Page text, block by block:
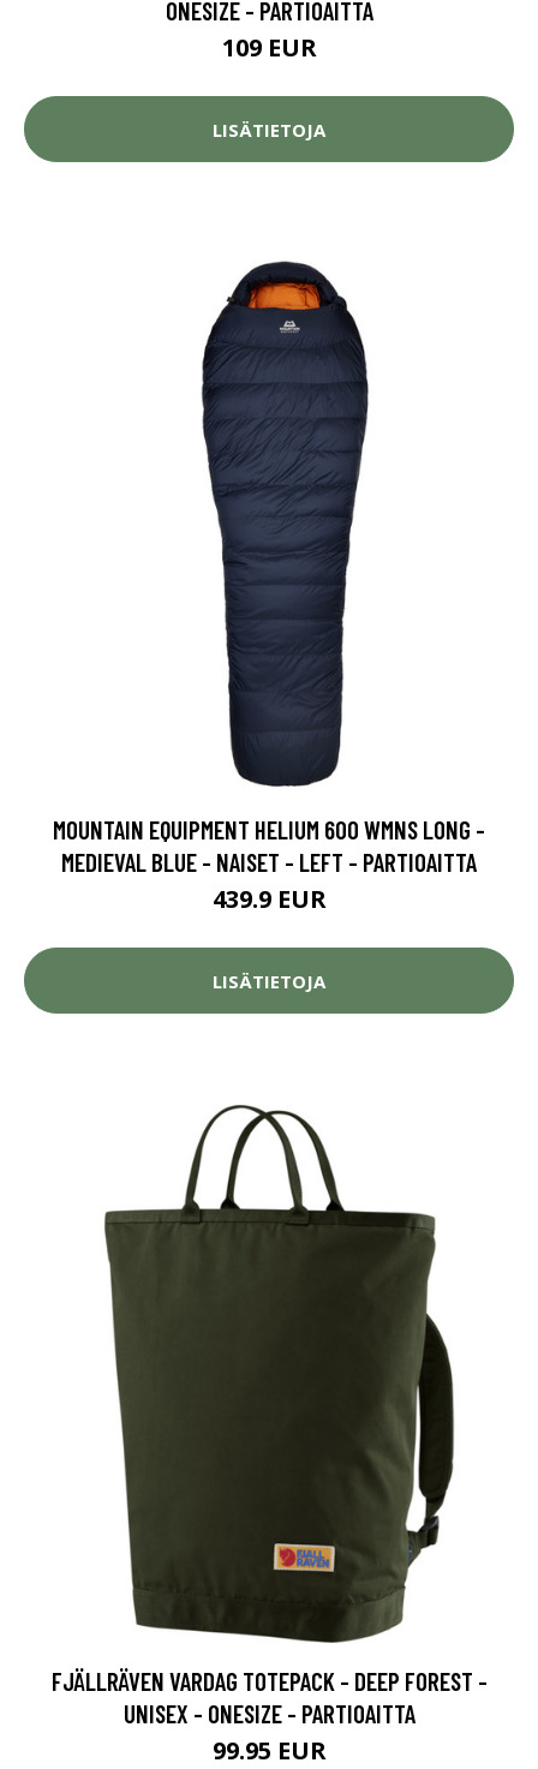
ONESIZE - PARTIOAITTA
109 EUR
LISÄTIETOJA
MOUNTAIN EQUIPMENT HELIUM 600 WMNS LONG -
MEDIEVAL BLUE - NAISET - LEFT - PARTIOAITTA
439.9 EUR
LISÄTIETOJA
FJÄLLRÄVEN VARDAG TOTEPACK - DEEP FOREST -
UNISEX - ONESIZE - PARTIOAITTA
99.95 EUR